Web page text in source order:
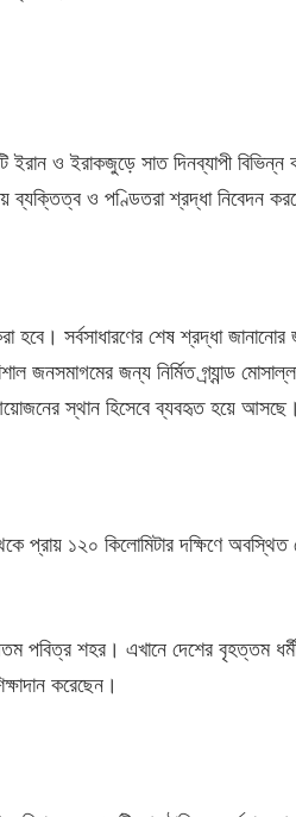
ও ইরাকজুড়ে সাত দিনব্যাপী বিভিন্ন
ব্যক্তিত্ব ও পণ্ডিতরা শ্রদ্ধা নিবেদন
হবে। সর্বসাধারণের শেষ শ্রদ্ধা
জনসমাগমের জন্য নির্মিত গ্র্যান্ড
আয়োজনের স্থান হিসেবে ব্যবহৃত হয়ে আসছে।
প্রায় ১২০ কিলোমিটার দক্ষিণে অবস্থিত
পবিত্র শহর। এখানে দেশের বৃহত্তম
করেছেন।